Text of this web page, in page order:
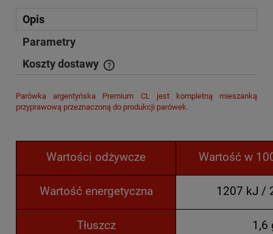
Opis
Parametry
Koszty dostawy
Cena nie zawiera ewentualnych kosztów płatności
Parówka argentyńska Premium CL jest kompletną mieszanką
przyprawową przeznaczoną do produkcji parówek.
Wartości odżywcze Wartość w
Wartość energetyczna 1207 kJ /
Tłuszcz 1,6